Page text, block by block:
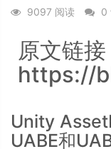
9097 阅读 0
原文链接
https://
Unity
UABE和